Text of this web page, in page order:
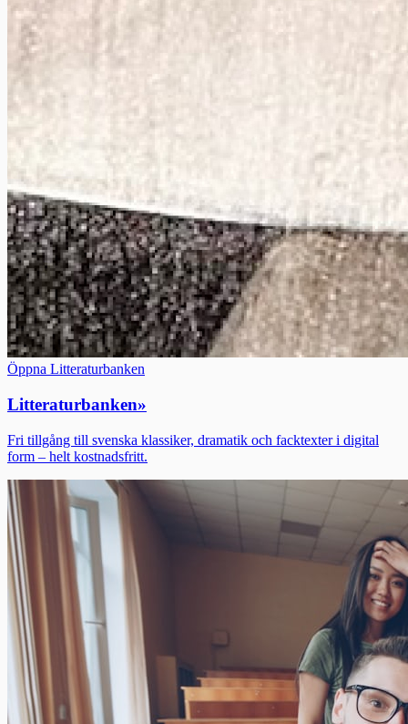
Öppna Litteraturbanken
Litteraturbanken»
Fri tillgång till svenska klassiker, dramatik och facktexter i digital
form – helt kostnadsfritt.